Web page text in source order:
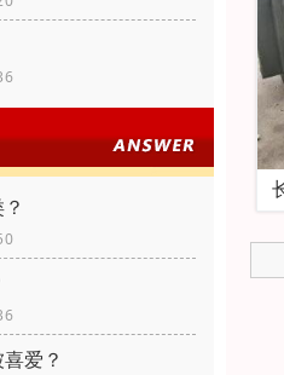
爱？